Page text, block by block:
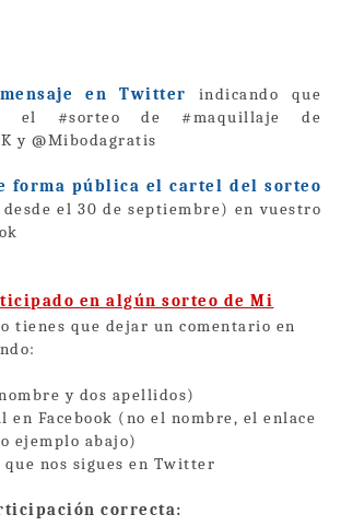
en Twitter
indicando que
el #sorteo de #maquillaje de
y @Mibodagratis
forma pública el cartel del sorteo
el 30 de septiembre) en vuestro
en algún sorteo de Mi
tienes que dejar un comentario en
y dos apellidos)
Facebook (no el nombre, el enlace
ejemplo abajo)
nos sigues en Twitter
correcta: